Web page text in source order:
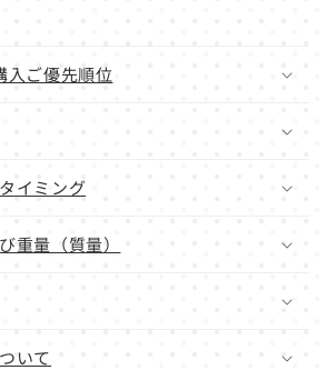
入ご優先順位
イミング
重量（質量）
いて